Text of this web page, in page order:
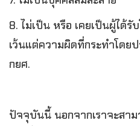
8. ไม่เป็น หรือ เคยเป็นผู้ได้
เว้นแต่ความผิดที่กระทำโดย
กยศ.
ปัจจุบันนี้ นอกจากเราจะสาม